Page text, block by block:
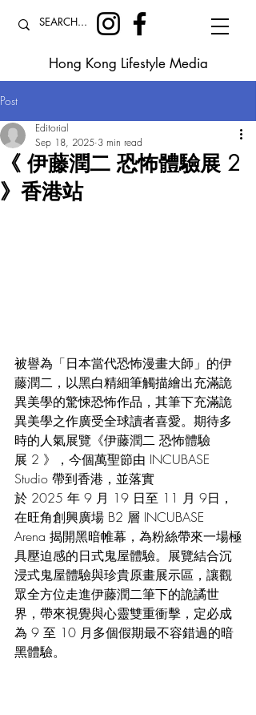
Hong Kong Lifestyle Media
Post
《 伊藤潤二 恐怖體驗展 2
》香港站
Editorial
Sep 18, 2025 3 min read
被譽為「日本當代恐怖漫畫大師」的伊
藤潤二，以黑白精細筆觸描繪出充滿詭
異美學的驚悚恐怖作品，其筆下充滿詭
異美學之作廣受全球讀者喜愛。期待多
時的人氣展覽《伊藤潤二 恐怖體驗
展 2 》，今個萬聖節由 INCUBASE
Studio 帶到香港，並落實
於 2025 年 9 月 19 日至 11 月 9日，
在旺角創興廣場 B2 層 INCUBASE
Arena 揭開黑暗帷幕，為粉絲帶來一場極
具壓迫感的日式鬼屋體驗。展覽結合沉
浸式鬼屋體驗與珍貴原畫展示區，讓觀
眾全方位走進伊藤潤二筆下的詭譎世
界，帶來視覺與心靈雙重衝擊，定必成
為 9 至 10 月多個假期最不容錯過的暗
黑體驗。